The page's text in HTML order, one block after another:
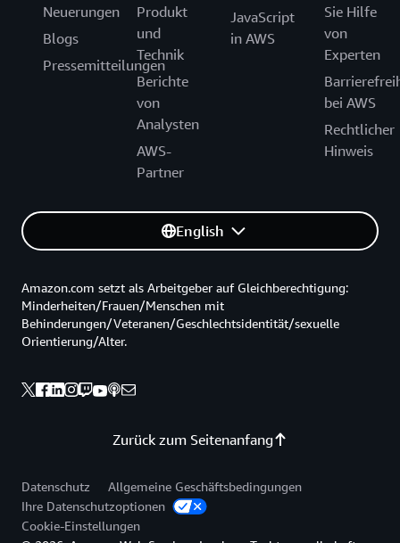
Neuerungen
Blogs
Pressemitteilungen
Produkt
und
Technik
Berichte
von
Analysten
AWS-
Partner
JavaScript
in AWS
Sie Hilfe
von
Experten
bei AWS
Rechtlicher
Hinweis
English
Zurück zum Seitenanfang
Amazon.com setzt als Arbeitgeber auf Gleichberechtigung:
Minderheiten/Frauen/Menschen mit
Behinderungen/Veteranen/Geschlechtsidentität/sexuelle
Orientierung/Alter.
Datenschutz
Allgemeine Geschäftsbedingungen
Ihre Datenschutzoptionen
Cookie-Einstellungen